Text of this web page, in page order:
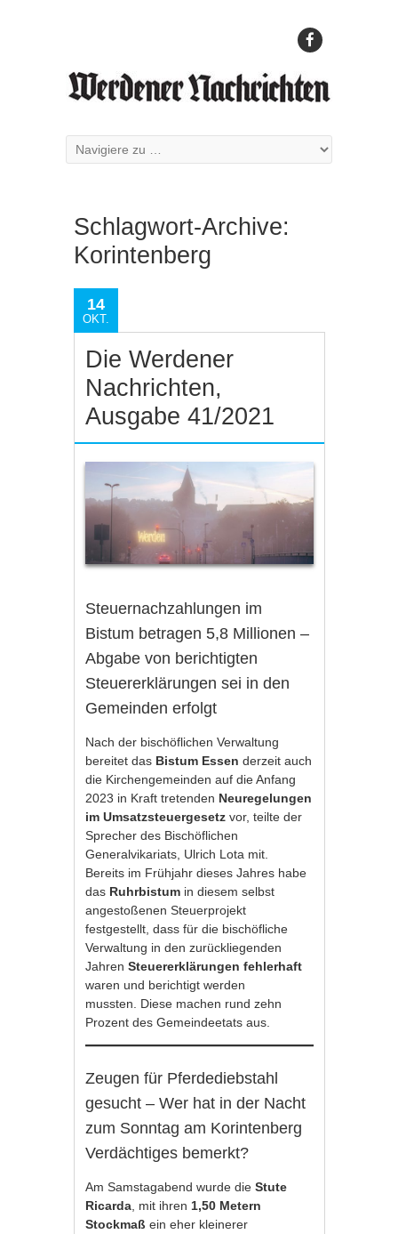
Schlagwort-Archive:
Korintenberg
14
OKT.
Die Werdener
Nachrichten,
Ausgabe 41/2021
Steuernachzahlungen im
Bistum betragen 5,8 Millionen –
Abgabe von berichtigten
Steuererklärungen sei in den
Gemeinden erfolgt
Nach der bischöflichen Verwaltung
bereitet das Bistum Essen derzeit auch
die Kirchengemeinden auf die Anfang
2023 in Kraft tretenden Neuregelungen
im Umsatzsteuergesetz vor, teilte der
Sprecher des Bischöflichen
Generalvikariats, Ulrich Lota mit.
Bereits im Frühjahr dieses Jahres habe
das Ruhrbistum in diesem selbst
angestoßenen Steuerprojekt
festgestellt, dass für die bischöfliche
Verwaltung in den zurückliegenden
JahrenSteuererklärungen fehlerhaft
waren und berichtigt werden
mussten. Diese machen rund zehn
Prozent des Gemeindeetats aus.
Zeugen für Pferdediebstahl
gesucht – Wer hat in der Nacht
zum Sonntag am Korintenberg
Verdächtiges bemerkt?
Am Samstagabend wurde dieStute
Ricarda , mit ihren 1,50 Metern
Stockmaß ein eher kleinerer